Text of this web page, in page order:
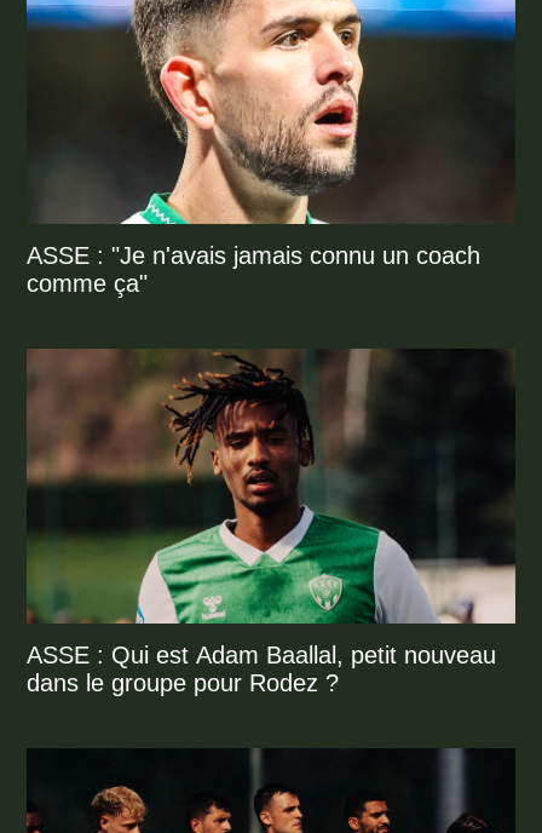
ASSE : "Je n'avais jamais connu un coach
comme ça"
ASSE : Qui est Adam Baallal, petit nouveau
dans le groupe pour Rodez ?